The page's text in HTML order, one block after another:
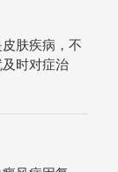
肤疾病，不
时对症治